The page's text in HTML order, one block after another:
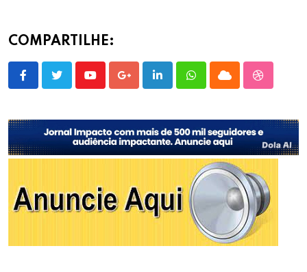
COMPARTILHE:
YoutubeGoogle+LinkedInWhatsappCloud